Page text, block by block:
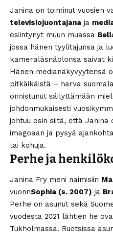
Janina on toiminut vuosien
televisiojuontajana ja
esiintynyt muun muassa
jossa hänen tyylitajunsa ja
kameraläsnäolonsa saivat
Hänen medianäkyvyytensä
pitkäikäistä – harva
onnistunut säilyttämään
johdonmukaisesti
johtuu osin siitä, että Janina
imagoaan ja pysyä
tai kohuja.
Perhe ja
Janina Fry meni naimisiin
vuonnSophia (s. 2007) ja
Perhe on asunut sekä
vuodesta 2021 lähtien he
Tukholmassa. Ruotsissa